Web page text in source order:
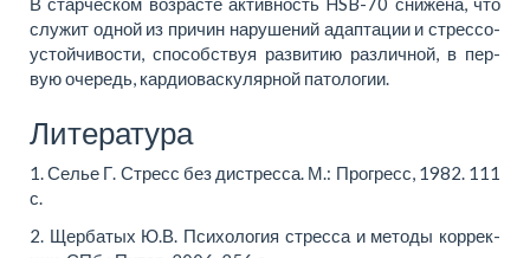
слу­жит од­ной из при­чин на­ру­ше­ний адап­та­ции и стрес­со­
устой­чи­во­сти, способ­ствуя раз­ви­тию раз­лич­ной, в пер­
вую оче­редь, кар­дио­вас­ку­ляр­ной па­то­ло­гии.
Литература
1. Се­лье Г. Стресс без дистрес­са. М.: Про­гресс, 1982. 111
с.
2. Щер­ба­тых Ю.В. Пси­хо­ло­гия стрес­са и ме­то­ды кор­рек­